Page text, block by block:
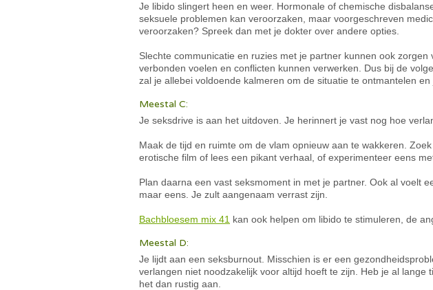
Je libido slingert heen en weer. Hormonale of chemische
seksuele problemen kan veroorzaken, maar voorgeschreven
veroorzaken? Spreek dan met je dokter over andere opties.
Slechte communicatie en ruzies met je partner kunnen ook
verbonden voelen en conflicten kunnen verwerken. Dus bij de
zal je allebei voldoende kalmeren om de situatie te ontmantelen
Meestal C:
Je seksdrive is aan het uitdoven. Je herinnert je vast nog hoe
Maak de tijd en ruimte om de vlam opnieuw aan te wakkeren.
erotische film of lees een pikant verhaal, of experimenteer eens
Plan daarna een vast seksmoment in met je partner. Ook al voelt
maar eens. Je zult aangenaam verrast zijn.
Bachbloesem mix 41 kan ook helpen om libido te stimuleren, de
Meestal D:
Je lijdt aan een seksburnout. Misschien is er een
verlangen niet noodzakelijk voor altijd hoeft te zijn. Heb je al
het dan rustig aan.